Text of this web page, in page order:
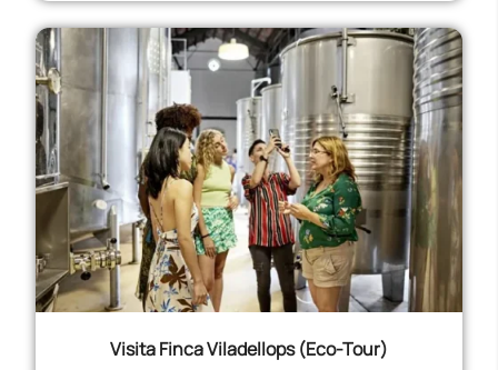
Visita Finca Viladellops (Eco-Tour)